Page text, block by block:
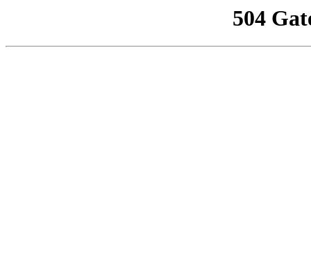
504